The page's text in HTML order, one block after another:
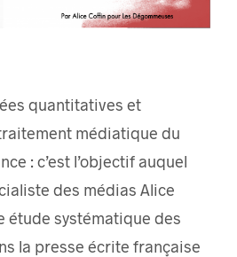
quantitatives et
médiatique du
: c’est l’objectif auquel
des médias Alice
étude systématique des
la presse écrite française